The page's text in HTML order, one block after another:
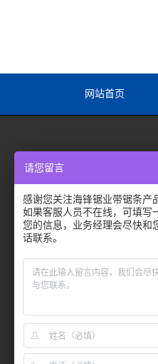
网站首页
买双金属带锯条或硬质
材、塑料、电缆、加气
电价格洽谈！
请您留言
感谢您关注海锋锯业带锯条产
如果客服人员不在线，可填写
您的信息，业务经理会尽快和
话联系。